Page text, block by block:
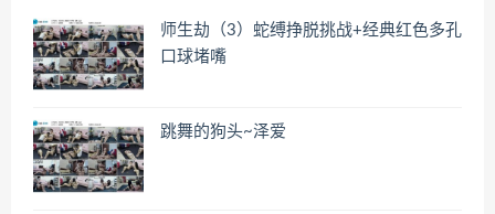
师生劫（3）蛇缚挣脱挑战+经典红色多孔
口球堵嘴
跳舞的狗头~泽爱